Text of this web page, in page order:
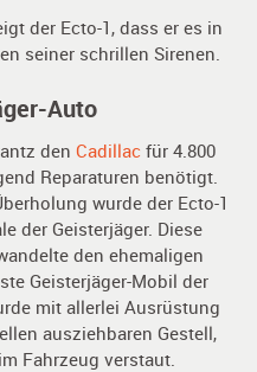
der Ecto-1, dass er es in
seiner schrillen Sirenen.
Auto
den Cadillac für 4.800
Reparaturen benötigt.
wurde der Ecto-1
der Geisterjäger. Diese
den ehemaligen
Geisterjäger-Mobil der
mit allerlei Ausrüstung
ausziehbaren Gestell,
Fahrzeug verstaut.